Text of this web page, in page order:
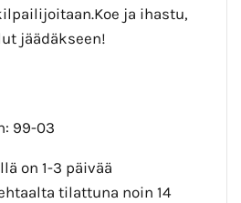
ja ihastu,
jäädäkseen!
99-03
on 1-3 päivää
tilattuna noin 14